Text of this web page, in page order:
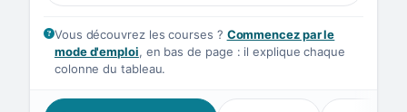
Vous découvrez les courses ? Commencez par le
mode d'emploi, en bas de page : il explique chaque
colonne du tableau.